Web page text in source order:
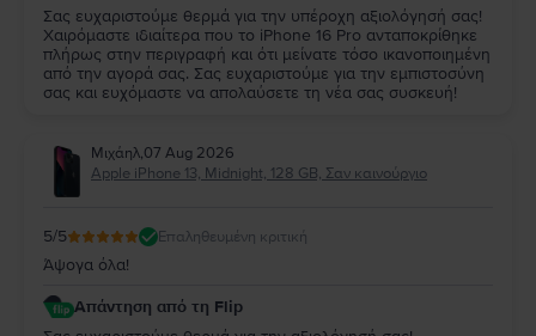
Σας ευχαριστούμε θερμά για την υπέροχη αξιολόγησή σας!
Χαιρόμαστε ιδιαίτερα που το iPhone 16 Pro ανταποκρίθηκε
πλήρως στην περιγραφή και ότι μείνατε τόσο ικανοποιημένη
από την αγορά σας. Σας ευχαριστούμε για την εμπιστοσύνη
σας και ευχόμαστε να απολαύσετε τη νέα σας συσκευή!
Μιχάηλ,07 Aug 2026
Apple iPhone 13, Midnight, 128 GB, Σαν καινούργιο
5/5 Επαληθευμένη κριτική
Άψογα όλα!
Απάντηση από τη Flip